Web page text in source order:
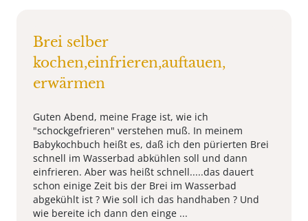
Brei selber
kochen,einfrieren,auftauen,
erwärmen
Guten Abend, meine Frage ist, wie ich
"schockgefrieren" verstehen muß. In meinem
Babykochbuch heißt es, daß ich den pürierten Brei
schnell im Wasserbad abkühlen soll und dann
einfrieren. Aber was heißt schnell.....das dauert
schon einige Zeit bis der Brei im Wasserbad
abgekühlt ist ? Wie soll ich das handhaben ? Und
wie bereite ich dann den einge ...